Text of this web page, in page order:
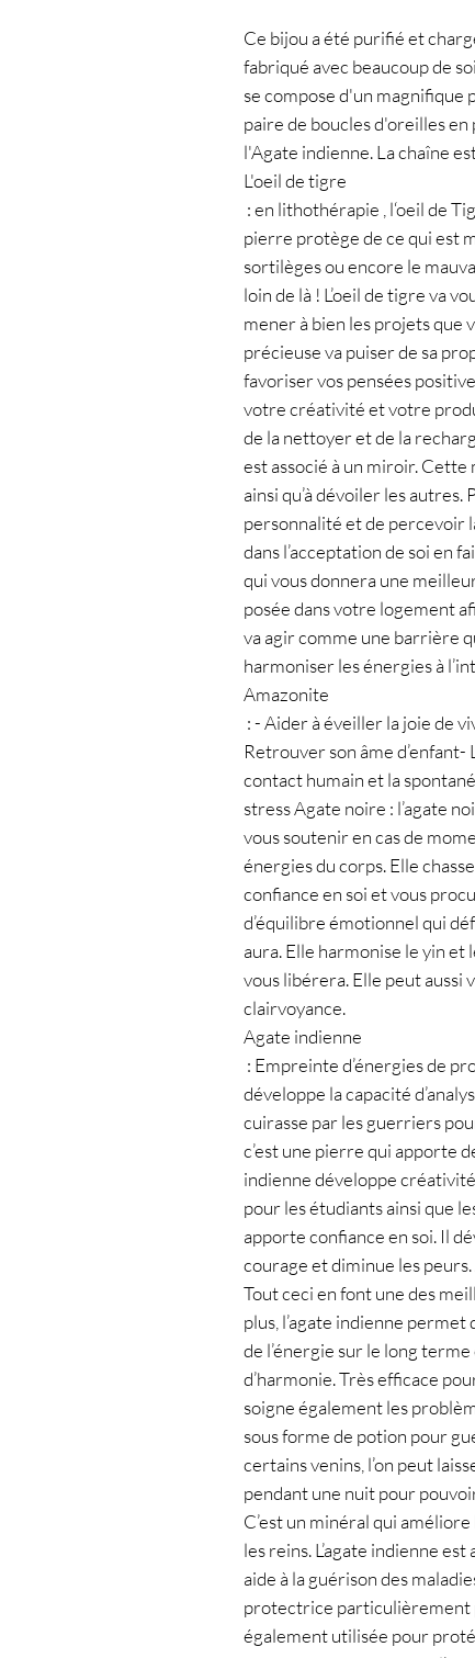
Ce bijou a été purifié et
fabriqué avec beaucoup de
se compose d'un
paire de boucles d'oreilles
l'Agate indienne. La chaîne
L'oeil de tigre
pierre protège de ce qui est
sortilèges ou encore le
loin de là ! L’oeil de tigre va
mener à bien les projets que
précieuse va puiser de sa
favoriser vos pensées
votre créativité et votre
de la nettoyer et de la
est associé à un miroir.
ainsi qu’à dévoiler les
personnalité et de percevoir
dans l’acceptation de soi en
qui vous donnera une
posée dans votre logement
va agir comme une barrière
harmoniser les énergies à
Amazonite
Retrouver son âme
contact humain et la
stress Agate noire : l’agate
vous soutenir en cas de
énergies du corps. Elle
confiance en soi et vous
d’équilibre émotionnel qui
aura. Elle harmonise le yin
vous libérera. Elle peut aussi
clairvoyance.
Agate indienne
développe la capacité
cuirasse par les guerriers
c’est une pierre qui apporte
indienne développe
pour les étudiants ainsi que
apporte confiance en soi. Il
courage et diminue les
Tout ceci en font une des
plus, l’agate indienne
de l’énergie sur le long
d’harmonie. Très efficace
soigne également les
sous forme de potion pour
certains venins, l’on peut
pendant une nuit pour
C’est un minéral qui
les reins. L’agate indienne
aide à la guérison des
protectrice particulièrement
également utilisée pour